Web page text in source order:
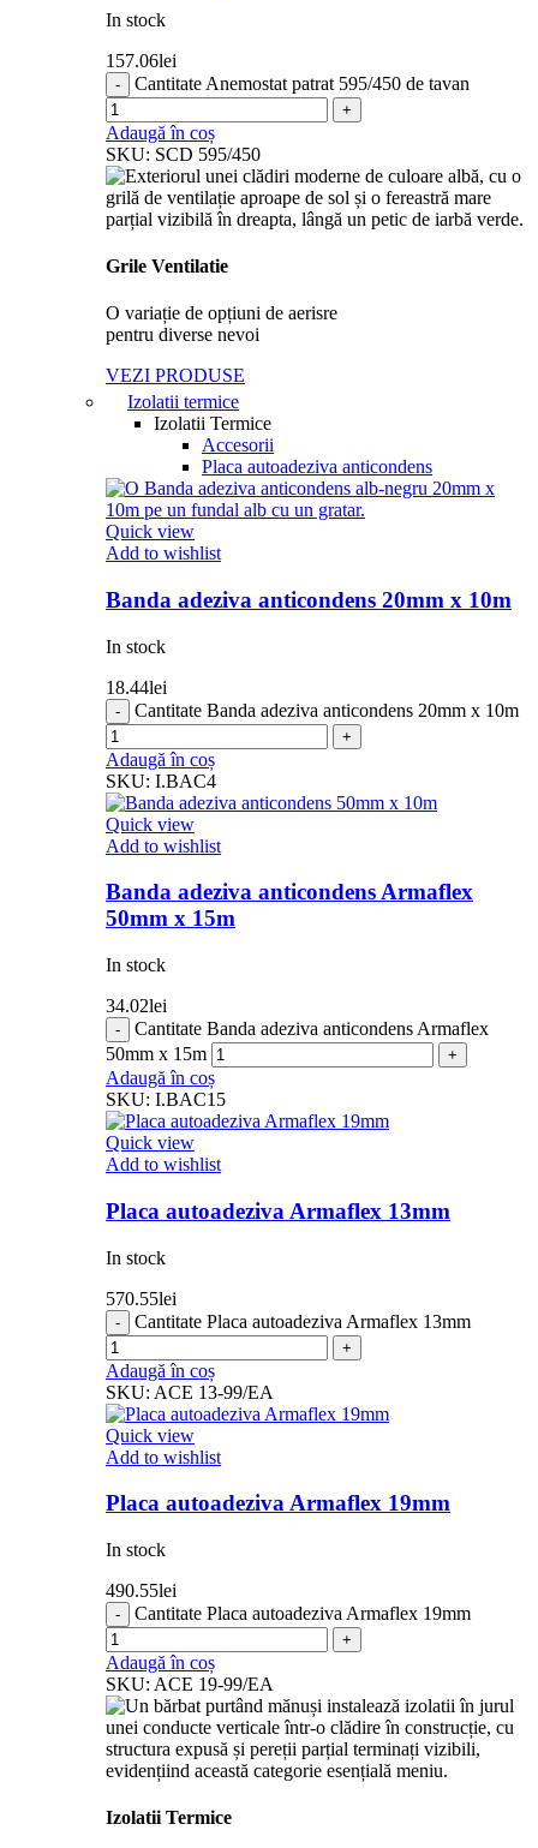
In stock
157.06lei
Cantitate Anemostat patrat 595/450 de tavan
Adaugă în coș
SKU: SCD 595/450
Grile Ventilatie
O variație de opțiuni de aerisre
pentru diverse nevoi
VEZI PRODUSE
Izolatii termice
Izolatii Termice
Accesorii
Placa autoadeziva anticondens
Quick view
Add to wishlist
Banda adeziva anticondens 20mm x 10m
In stock
18.44lei
Cantitate Banda adeziva anticondens 20mm x 10m
Adaugă în coș
SKU: I.BAC4
Quick view
Add to wishlist
Banda adeziva anticondens Armaflex
50mm x 15m
In stock
34.02lei
Cantitate Banda adeziva anticondens Armaflex
50mm x 15m
Adaugă în coș
SKU: I.BAC15
Quick view
Add to wishlist
Placa autoadeziva Armaflex 13mm
In stock
570.55lei
Cantitate Placa autoadeziva Armaflex 13mm
Adaugă în coș
SKU: ACE 13-99/EA
Quick view
Add to wishlist
Placa autoadeziva Armaflex 19mm
In stock
490.55lei
Cantitate Placa autoadeziva Armaflex 19mm
Adaugă în coș
SKU: ACE 19-99/EA
Izolatii Termice